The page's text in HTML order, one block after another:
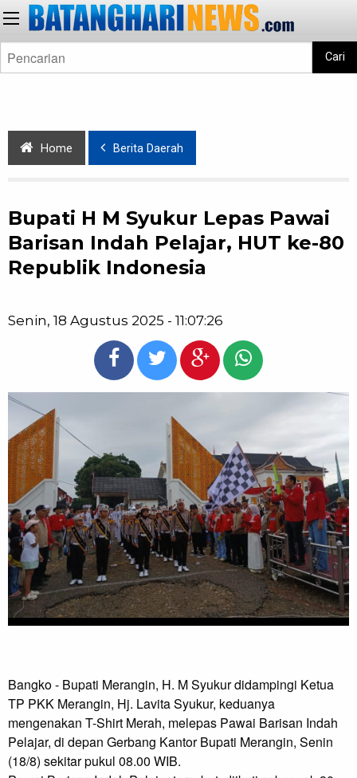
Cari
Home Berita Daerah
Bupati H M Syukur Lepas Pawai
Barisan Indah Pelajar, HUT ke-80
Republik Indonesia
Senin, 18 Agustus 2025 - 11:07:26
Bangko - Bupati Merangin, H. M Syukur didampingi Ketua
TP PKK Merangin, Hj. Lavita Syukur, keduanya
mengenakan T-Shirt Merah, melepas Pawai Barisan Indah
Pelajar, di depan Gerbang Kantor Bupati Merangin, Senin
(18/8) sekitar pukul 08.00 WIB.